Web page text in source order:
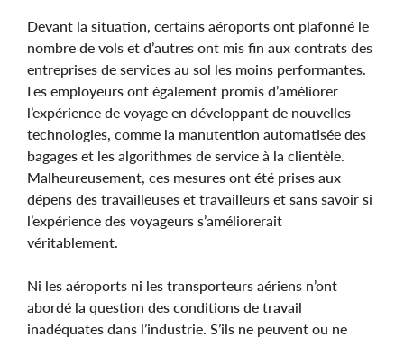
Devant la situation, certains aéroports ont plafonné le
nombre de vols et d’autres ont mis fin aux contrats des
entreprises de services au sol les moins performantes.
Les employeurs ont également promis d’améliorer
l’expérience de voyage en développant de nouvelles
technologies, comme la manutention automatisée des
bagages et les algorithmes de service à la clientèle.
Malheureusement, ces mesures ont été prises aux
dépens des travailleuses et travailleurs et sans savoir si
l’expérience des voyageurs s’améliorerait
véritablement.
Ni les aéroports ni les transporteurs aériens n’ont
abordé la question des conditions de travail
inadéquates dans l’industrie. S’ils ne peuvent ou ne